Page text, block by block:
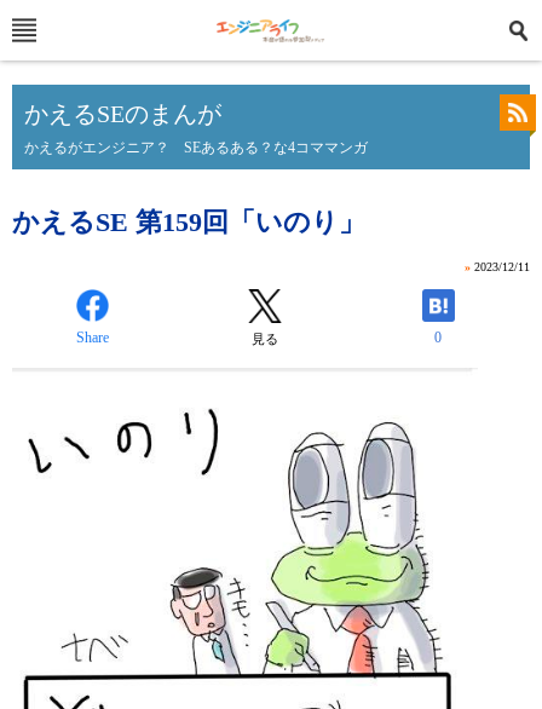
かえるSEのまんが
かえるがエンジニア？ SEあるある？な4コママンガ
かえるSE 第159回「いのり」
» 2023/12/11
Share 見る 0